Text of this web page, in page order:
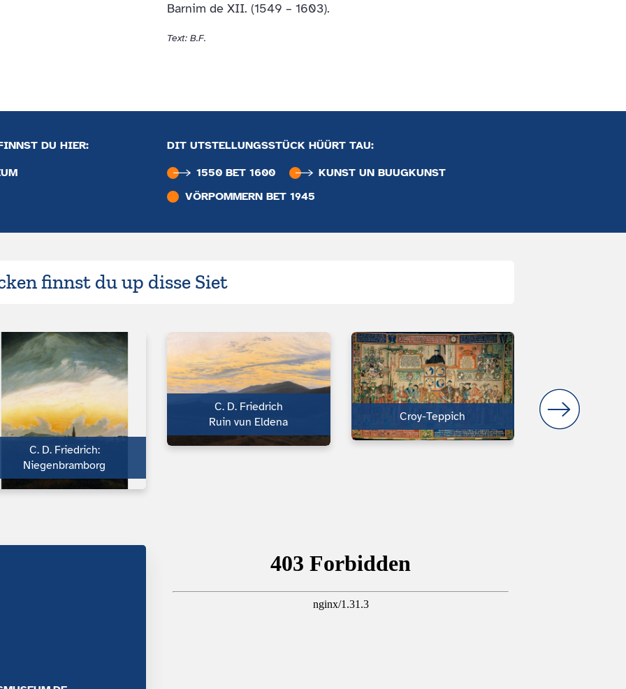
Barnim de XII. (1549 – 1603).
Text: B.F.
DU HIER:
DIT UTSTELLUNGSSTÜCK HÜÜRT TAU:
1550 BET 1600
KUNST UN BUUGKUNST
VÖRPOMMERN BET 1945
finnst du up disse Siet
C. D. Friedrich:
Niegenbramborg
C. D. Friedrich
Ruin vun Eldena
Croy-Teppich